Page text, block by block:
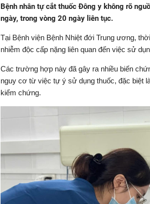
Bệnh nhân tự cắt thuốc Đông y không rõ
ngày, trong vòng 20 ngày liên tục.
Tại Bệnh viện Bệnh Nhiệt đới Trung ương,
nhiễm độc cấp nặng liên quan đến việc sử
Các trường hợp này đã gây ra nhiều biến
nguy cơ từ việc tự ý sử dụng thuốc, đặc biệt
kiểm chứng.